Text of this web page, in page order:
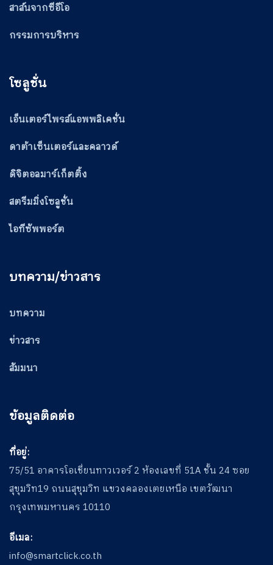
สาส์นจากซีอีโอ
กรรมการบริหาร
โซลูชั่น
เอ็นเตอร์ไพรส์แอพพลิเคชั่น
ดาต้าเซ็นเตอร์และคลาวด์
ดิจิตอลมาร์เก็ตติ้ง
สตรีมมิ่งโซลูชั่น
ไอทีซัพพอร์ต
บทความ/ข่าวสาร
บทความ
ข่าวสาร
สัมมนา
ข้อมูลติดต่อ
ที่อยู่:
75/51 อาคารโอเชี่ยนทาวเวอร์ 2 ห้องเลขที่ 51A ชั้น 24 ซอย
สุขุมวิท19 ถนนสุขุมวิท แขวงคลองเตยเหนือ เขตวัฒนา
กรุงเทพมหานคร 10110
อีเมล:
info@smartclick.co.th